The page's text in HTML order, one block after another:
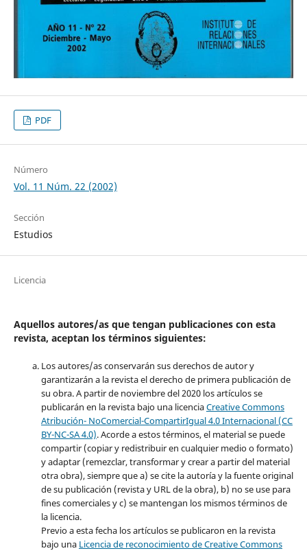
PDF
Número
Vol. 11 Núm. 22 (2002)
Sección
Estudios
Licencia
Aquellos autores/as que tengan publicaciones con esta
revista, aceptan los términos siguientes:
Los autores/as conservarán sus derechos de autor y
garantizarán a la revista el derecho de primera publicación de
su obra. A partir de noviembre del 2020 los artículos se
publicarán en la revista bajo una licenciaCreative Commons
Atribución- NoComercial-CompartirIgual 4.0 Internacional (CC
BY-NC-SA 4.0). Acorde a estos términos, el material se puede
compartir (copiar y redistribuir en cualquier medio o formato)
y adaptar (remezclar, transformar y crear a partir del material
otra obra), siempre que a) se cite la autoría y la fuente original
de su publicación (revista y URL de la obra), b) no se use para
fines comerciales y c) se mantengan los mismos términos de
la licencia.
Previo a esta fecha los artículos se publicaron en la revista
bajo una Licencia de reconocimiento de Creative Commons